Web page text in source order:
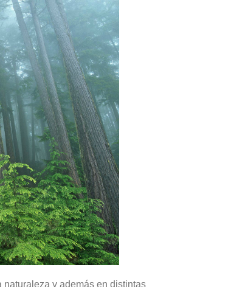
y además en distintas